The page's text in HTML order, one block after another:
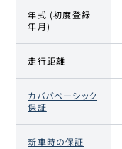
年式 (初度登録
年月)
走行距離
カババベーシック
保証
新車時の保証